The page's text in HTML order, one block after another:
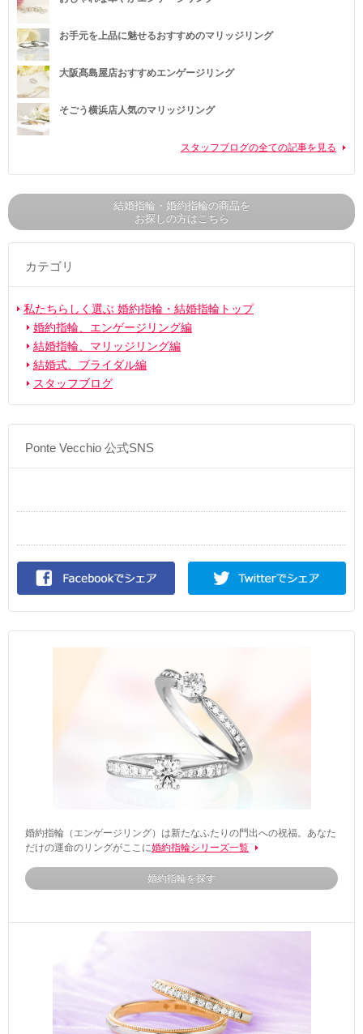
お手元を上品に魅せるおすすめのマリッジリング
大阪髙島屋店おすすめエンゲージリング
そごう横浜店人気のマリッジリング
スタッフブログの全ての記事を見る
結婚指輪・婚約指輪の商品を
お探しの方はこちら
カテゴリ
私たちらしく選ぶ 婚約指輪・結婚指輪トップ
婚約指輪、エンゲージリング編
結婚指輪、マリッジリング編
結婚式、ブライダル編
スタッフブログ
Ponte Vecchio 公式SNS
婚約指輪（エンゲージリング）は新たなふたりの門出への祝福。あなた
だけの運命のリングがここに婚約指輪シリーズ一覧
婚約指輪を探す